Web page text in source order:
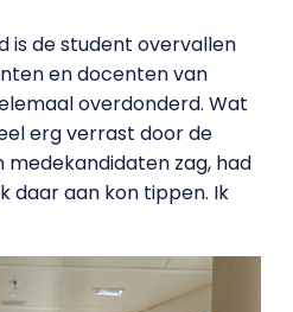
is de student overvallen
en docenten van
overdonderd. Wat
erg verrast door de
medekandidaten zag, had
daar aan kon tippen. Ik